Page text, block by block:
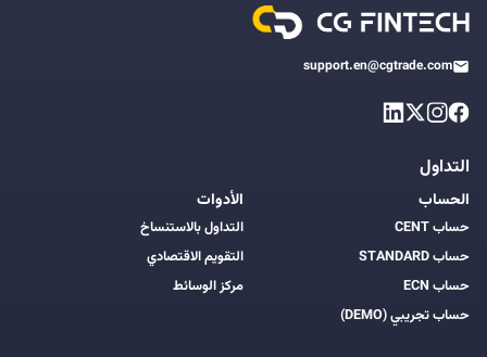
support.en@cgtrade.com
التداول
الحساب
حساب CENT
حساب STANDARD
حساب ECN
حساب تجريبي (DEMO)
الأدوات
التداول بالاستنساخ
التقويم الاقتصادي
مركز الوسائط